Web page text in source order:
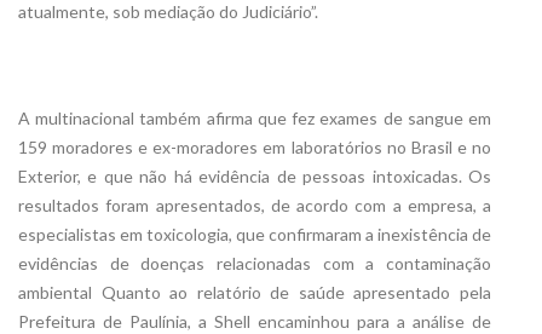
atualmente, sob mediação do Judiciário”.
A multinacional também afirma que fez exames de sangue em
159 moradores e ex-moradores em laboratórios no Brasil e no
Exterior, e que não há evidência de pessoas intoxicadas. Os
resultados foram apresentados, de acordo com a empresa, a
especialistas em toxicologia, que confirmaram a inexistência de
evidências de doenças relacionadas com a contaminação
ambiental Quanto ao relatório de saúde apresentado pela
Prefeitura de Paulínia, a Shell encaminhou para a análise de